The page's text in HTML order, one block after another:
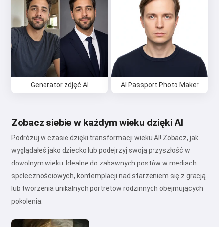
Generator zdjęć AI AI Passport Photo Maker
Zobacz siebie w każdym wieku dzięki AI
Podróżuj w czasie dzięki transformacji wieku AI! Zobacz, jak
wyglądałeś jako dziecko lub podejrzyj swoją przyszłość w
dowolnym wieku. Idealne do zabawnych postów w mediach
społecznościowych, kontemplacji nad starzeniem się z gracją
lub tworzenia unikalnych portretów rodzinnych obejmujących
pokolenia.